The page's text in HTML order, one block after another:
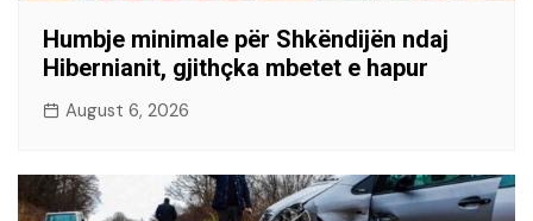
Humbje minimale për Shkëndijën ndaj
Hibernianit, gjithçka mbetet e hapur
August 6, 2026